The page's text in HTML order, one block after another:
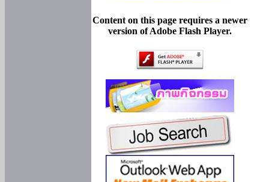
Content on this page requires a newer
version of Adobe Flash Player.